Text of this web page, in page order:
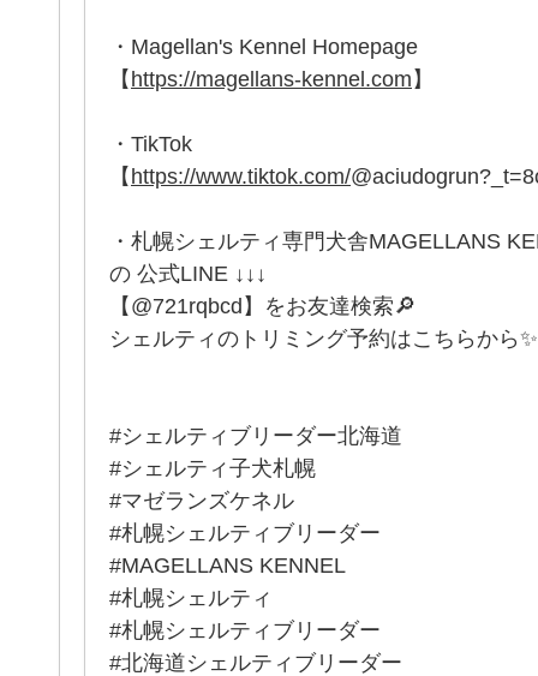
・Magellan's Kennel Homepage
【https://magellans-kennel.com】
・TikTok
【https://www.tiktok.com/
・札幌シェルティ専門犬舎MAGELLANS
の 公式LINE ↓↓↓
【@721rqbcd】をお友達検索🔎
シェルティのトリミング予約はこちらから✨
#シェルティブリーダー北海道
#シェルティ子犬札幌
#マゼランズケネル
#札幌シェルティブリーダー
#MAGELLANS KENNEL
#札幌シェルティ
#札幌シェルティブリーダー
#北海道シェルティブリーダー